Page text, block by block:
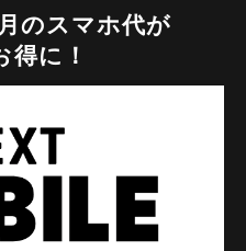
のスマホ代が
に！